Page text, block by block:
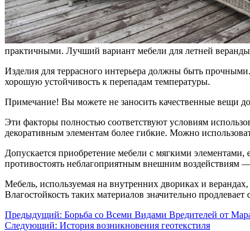
практичными. Лучший вариант мебели для летней
Изделия для террасного интерьера должны быть
хорошую устойчивость к перепадам температуры.
Примечание! Вы можете не заносить качественные вещи
Эти факторы полностью соответствуют условиям
декоративным элементам более гибкие. Можно
Допускается приобретение мебели с мягкими элементами,
противостоять неблагоприятным внешним воздействиям
Мебель, используемая на внутренних двориках и
Влагостойкость таких материалов значительно
Предыдущий: Борьба со Всеми Видами Вредителей от
Следующий: История возникновения геотекстиля